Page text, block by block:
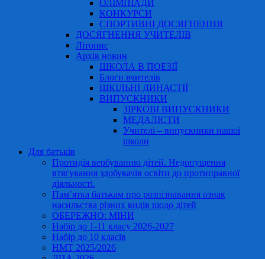
ОЛІМПІАДИ
КОНКУРСИ
СПОРТИВНІ ДОСЯГНЕННЯ
ДОСЯГНЕННЯ УЧИТЕЛІВ
Літопис
Архів новин
ШКОЛА В ПОЕЗІЇ
Блоги вчителів
ШКІЛЬНІ ДИНАСТІЇ
ВИПУСКНИКИ
ЗІРКОВІ ВИПУСКНИКИ
МЕДАЛІСТИ
Учителі – випускники нашої
школи
Для батьків
Протидія вербуванню дітей. Недопущення
втягування здобувачів освіти до протиправної
діяльності.
Пам’ятка батькам про розпізнавання ознак
насильства різних видів щодо дітей
ОБЕРЕЖНО: МІНИ
Набір до 1-11 класу 2026-2027
Набір до 10 класів
НМТ 2025/2026